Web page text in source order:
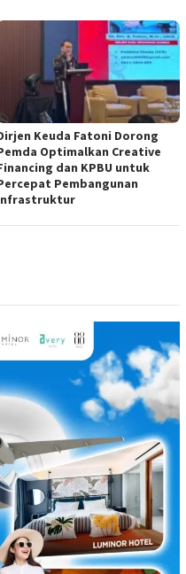
Keuda Fatoni Dorong
Optimalkan Creative
dan KPBU untuk
Pembangunan